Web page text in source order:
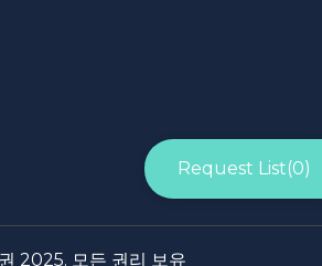
2025. 모든 권리 보유
Request List(0)